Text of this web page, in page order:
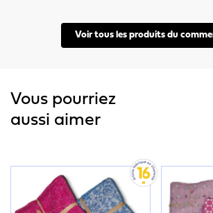
Voir tous les produits du
Vous pourriez
aussi aimer